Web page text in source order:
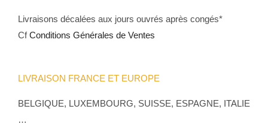
Livraisons décalées aux jours ouvrés après congés*
CfConditions Générales de Ventes
LIVRAISON FRANCE ET EUROPE
BELGIQUE, LUXEMBOURG, SUISSE, ESPAGNE, ITALIE
…